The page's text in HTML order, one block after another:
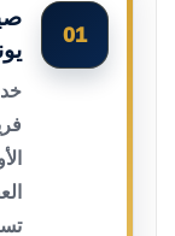
01